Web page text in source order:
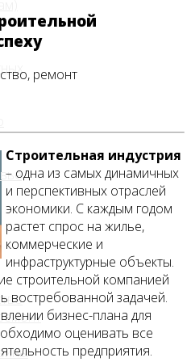
ремонт
Строительная индустрия
– одна из самых динамичных
и перспективных отраслей
экономики. С каждым годом
растет спрос на жилье,
коммерческие и
инфраструктурные объекты.
строительной компанией
востребованной задачей.
бизнес-плана для
оценивать все
предприятия.